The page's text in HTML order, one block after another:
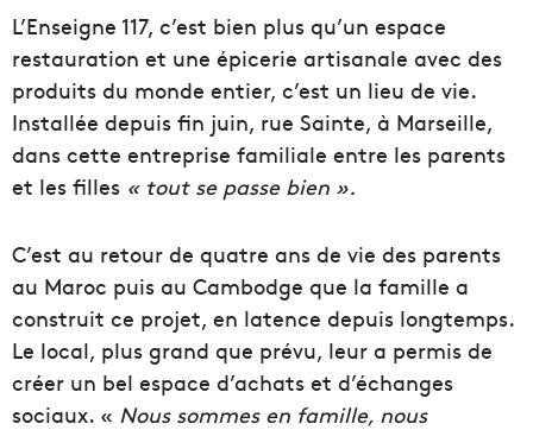
L’Enseigne 117, c’est bien plus qu’un espace
restauration et une épicerie artisanale avec des
produits du monde entier, c’est un lieu de vie.
Installée depuis fin juin, rue Sainte, à Marseille,
dans cette entreprise familiale entre les parents
et les filles « tout se passe bien ».
C’est au retour de quatre ans de vie des parents
au Maroc puis au Cambodge que la famille a
construit ce projet, en latence depuis longtemps.
Le local, plus grand que prévu, leur a permis de
créer un bel espace d’achats et d’échanges
sociaux. « Nous sommes en famille, nous